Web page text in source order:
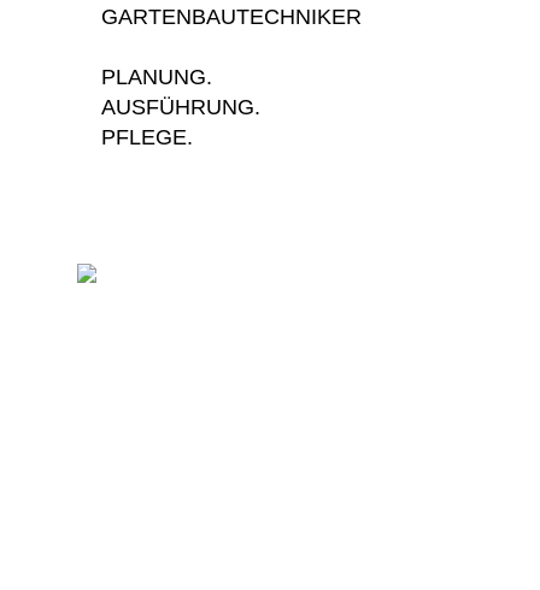
GARTENBAUTECHNIKER
PLANUNG.
AUSFÜHRUNG.
PFLEGE.